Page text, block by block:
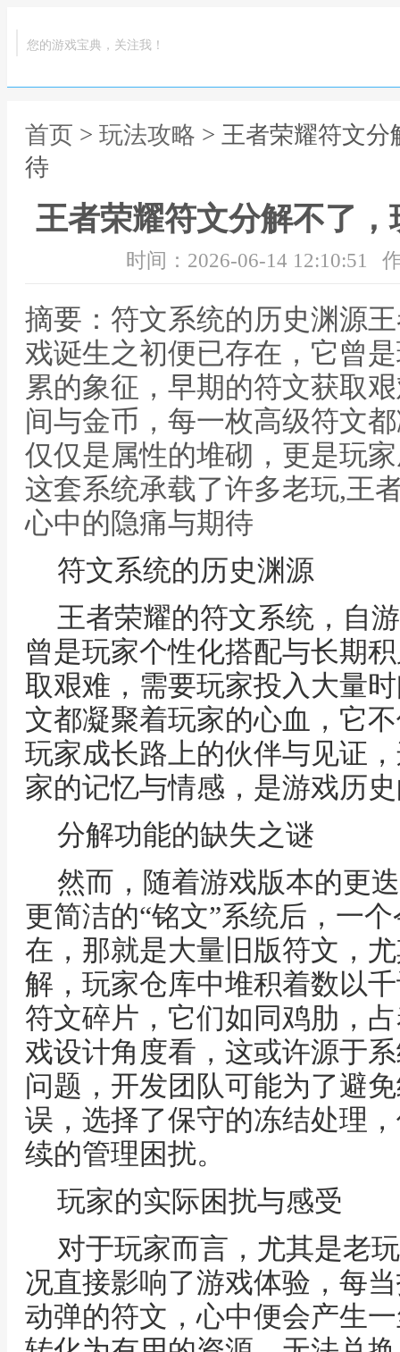
您的游戏宝典，关注我！
首页 > 玩法攻略 > 王者荣耀符文
待
王者荣耀符文分解不了
时间：2026-06-14 12:10:51
摘要：符文系统的历史渊源
戏诞生之初便已存在，它曾
累的象征，早期的符文获取
间与金币，每一枚高级符文
仅仅是属性的堆砌，更是玩
这套系统承载了许多老玩,王
心中的隐痛与期待
符文系统的历史渊源
王者荣耀的符文系统，自
曾是玩家个性化搭配与长期
取艰难，需要玩家投入大量
文都凝聚着玩家的心血，它
玩家成长路上的伙伴与见证
家的记忆与情感，是游戏历
分解功能的缺失之谜
然而，随着游戏版本的更
更简洁的“铭文”系统后，一
在，那就是大量旧版符文，
解，玩家仓库中堆积着数以
符文碎片，它们如同鸡肋，
戏设计角度看，这或许源于
问题，开发团队可能为了避
误，选择了保守的冻结处理
续的管理困扰。
玩家的实际困扰与感受
对于玩家而言，尤其是老
况直接影响了游戏体验，每
动弹的符文，心中便会产生